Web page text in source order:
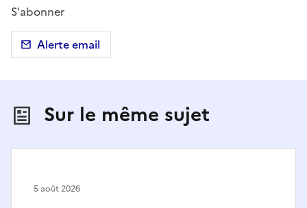
S'abonner
Alerte email
Sur le même sujet
5 août 2026